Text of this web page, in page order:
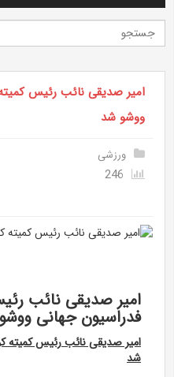
امیر صدیقی نائب رئیس
ووشو شد
ورزشی
امیر صدیقی نائب
فدراسیون جهانی
امیر صدیقی نائب رئیس کمیته
شد